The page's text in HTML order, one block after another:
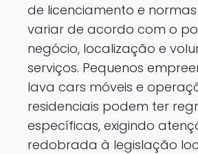
de licenciamento e
variar de acordo com o
negócio, localização e
serviços. Pequenos
lava cars móveis e
residenciais podem ter
específicas, exigindo
redobrada à legislação